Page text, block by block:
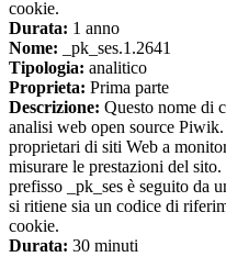
cookie.
Durata: 1 anno
Nome: _pk_ses.1.2641
Tipologia: analitico
Proprieta: Prima parte
Descrizione: Questo nome di
analisi web open source
proprietari di siti Web a
misurare le prestazioni del
prefisso _pk_ses è seguito da
si ritiene sia un codice di
cookie.
Durata: 30 minuti